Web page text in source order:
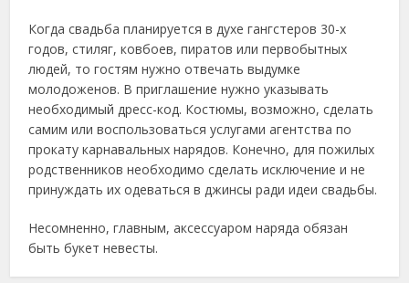
Когда свадьба планируется в духе гангстеров 30-х
годов, стиляг, ковбоев, пиратов или первобытных
людей, то гостям нужно отвечать выдумке
молодоженов. В приглашение нужно указывать
необходимый дресс-код. Костюмы, возможно, сделать
самим или воспользоваться услугами агентства по
прокату карнавальных нарядов. Конечно, для пожилых
родственников необходимо сделать исключение и не
принуждать их одеваться в джинсы ради идеи свадьбы.
Несомненно, главным, аксессуаром наряда обязан
быть букет невесты.